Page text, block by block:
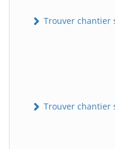
Trouver chantier
Trouver chantier